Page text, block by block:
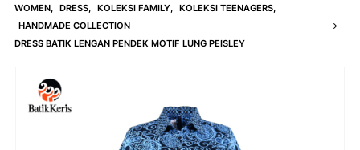
WOMEN, DRESS, KOLEKSI FAMILY, KOLEKSI TEENAGERS,
HANDMADE COLLECTION
DRESS BATIK LENGAN PENDEK MOTIF LUNG PEISLEY
Adipati
Online